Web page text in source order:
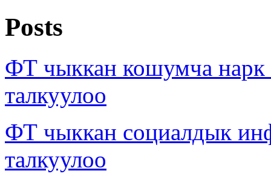
Posts
ФТ чыккан кошумча
талкуулоо
ФТ чыккан социалдык
талкуулоо